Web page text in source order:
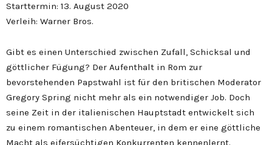
Starttermin: 13. August 2020
Verleih: Warner Bros.
Gibt es einen Unterschied zwischen Zufall, Schicksal und
göttlicher Fügung? Der Aufenthalt in Rom zur
bevorstehenden Papstwahl ist für den britischen Moderator
Gregory Spring nicht mehr als ein notwendiger Job. Doch
seine Zeit in der italienischen Hauptstadt entwickelt sich
zu einem romantischen Abenteuer, in dem er eine göttliche
Macht als eifersüchtigen Konkurrenten kennenlernt.